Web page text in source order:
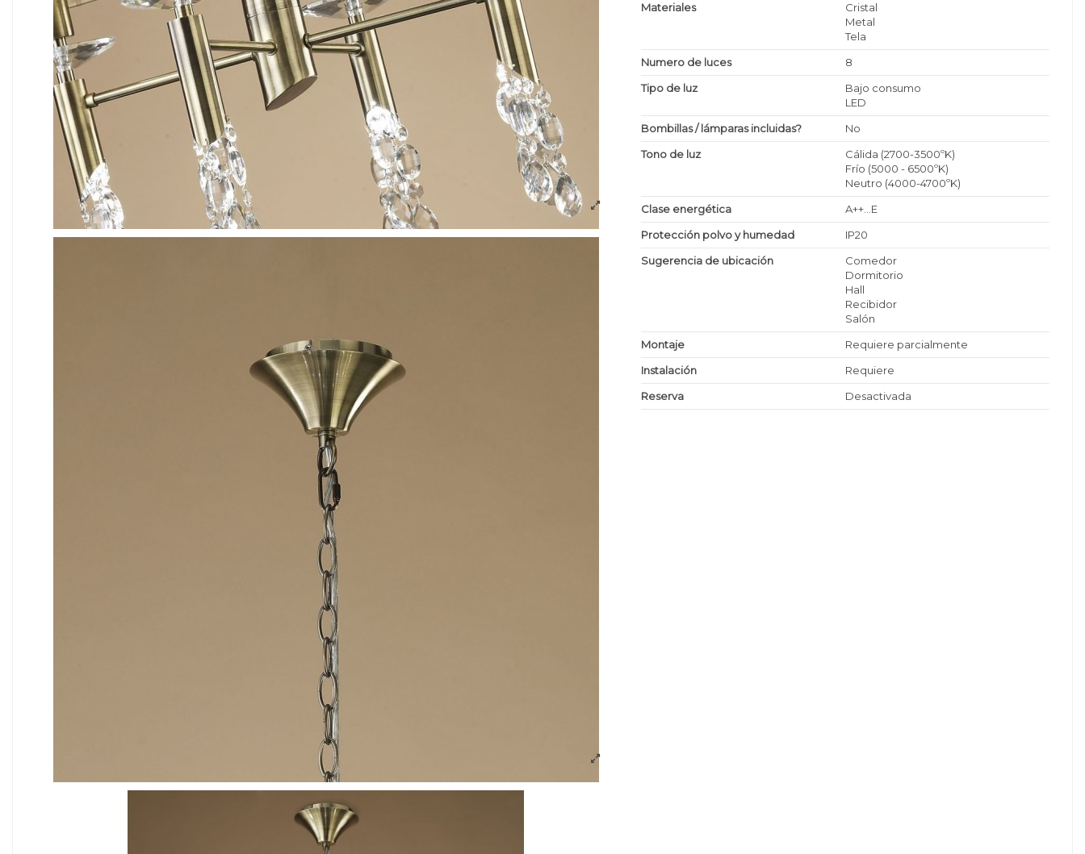
Materiales
Cristal
Metal
Tela
Numero de luces
8
Tipo de luz
Bajo consumo
LED
Bombillas / lámparas incluidas?
No
Tono de luz
Cálida (2700-3500ºK)
Frío (5000 - 6500ºK)
Neutro (4000-4700ºK)
Clase energética
A++...E
Protección polvo y humedad
IP20
Sugerencia de ubicación
Comedor
Dormitorio
Hall
Recibidor
Salón
Montaje
Requiere parcialmente
Instalación
Requiere
Reserva
Desactivada